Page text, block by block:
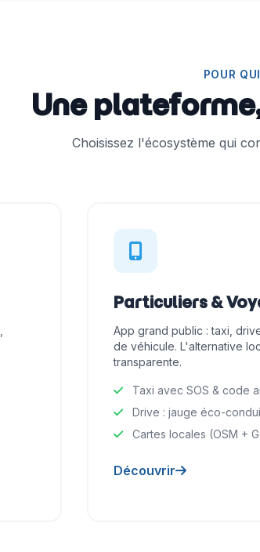
POUR
Une
Choisissez l'écosystème qui
Particuliers &
App grand public : taxi,
de véhicule. L'alternative
transparente.
Taxi avec SOS & code
Drive : jauge éco-
Cartes locales (OSM +
Découvrir